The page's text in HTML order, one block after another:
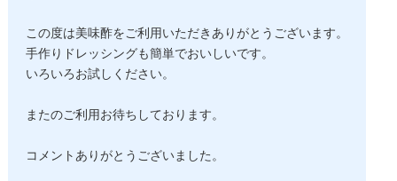
この度は美味酢をご利用いただきありがとうございます。
手作りドレッシングも簡単でおいしいです。
いろいろお試しください。
またのご利用お待ちしております。
コメントありがとうございました。